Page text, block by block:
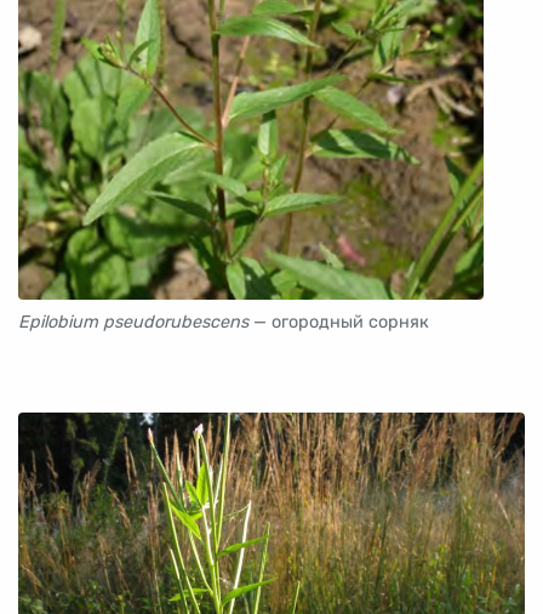
Epilobium pseudorubescens— огородный сорняк